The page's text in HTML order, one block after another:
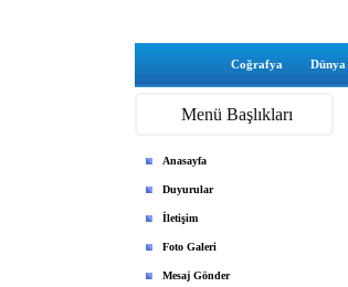
Coğrafya Dünya
Menü Başlıkları
Anasayfa
Duyurular
İletişim
Foto Galeri
Mesaj Gönder